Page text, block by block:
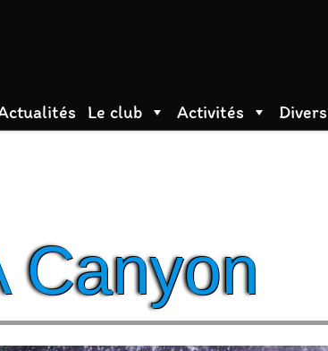
Le club Activités Divers
Canyon